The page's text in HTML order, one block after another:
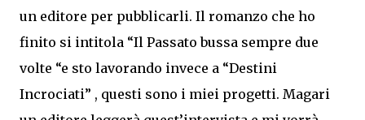
un editore per pubblicarli. Il romanzo che ho
finito si intitola “Il Passato bussa sempre due
volte “e sto lavorando invece a “Destini
Incrociati” , questi sono i miei progetti. Magari